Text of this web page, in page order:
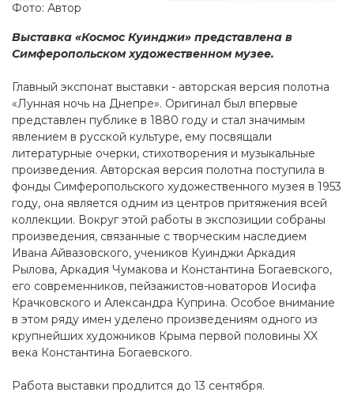
Фото: Автор
Выставка «Космос Куинджи» представлена в
Симферопольском художественном музее.
Главный экспонат выставки - авторская версия полотна
«Лунная ночь на Днепре». Оригинал был впервые
представлен публике в 1880 году и стал значимым
явлением в русской культуре, ему посвящали
литературные очерки, стихотворения и музыкальные
произведения. Авторская версия полотна поступила в
фонды Симферопольского художественного музея в 1953
году, она является одним из центров притяжения всей
коллекции. Вокруг этой работы в экспозиции собраны
произведения, связанные с творческим наследием
Ивана Айвазовского, учеников Куинджи Аркадия
Рылова, Аркадия Чумакова и Константина Богаевского,
его современников, пейзажистов-новаторов Иосифа
Крачковского и Александра Куприна. Особое внимание
в этом ряду имен уделено произведениям одного из
крупнейших художников Крыма первой половины XX
века Константина Богаевского.
Работа выставки продлится до 13 сентября.